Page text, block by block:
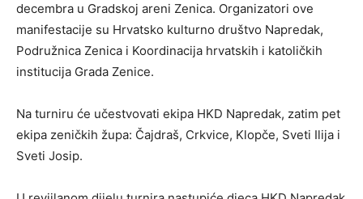
decembra u Gradskoj areni Zenica. Organizatori ove
manifestacije su Hrvatsko kulturno društvo Napredak,
Podružnica Zenica i Koordinacija hrvatskih i katoličkih
institucija Grada Zenice.
Na turniru će učestvovati ekipa HKD Napredak, zatim pet
ekipa zeničkih župa: Čajdraš, Crkvice, Klopče, Sveti Ilija i
Sveti Josip.